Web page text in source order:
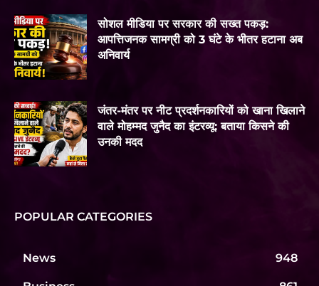
सोशल मीडिया पर सरकार की सख्त पकड़:
आपत्तिजनक सामग्री को 3 घंटे के भीतर हटाना अब
अनिवार्य
जंतर-मंतर पर नीट प्रदर्शनकारियों को खाना खिलाने
वाले मोहम्मद जुनैद का इंटरव्यू: बताया किसने की
उनकी मदद
POPULAR CATEGORIES
News 948